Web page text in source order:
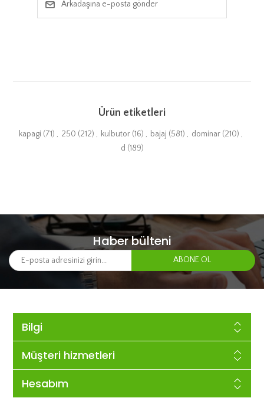
Arkadaşına e-posta gönder
Ürün etiketleri
kapagi (71) , 250 (212) , kulbutor (16) , bajaj (581) , dominar (210) ,
d (189)
Haber bülteni
Bilgi
Müşteri hizmetleri
Hesabım